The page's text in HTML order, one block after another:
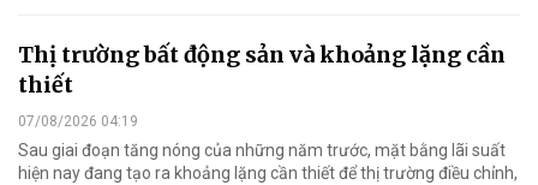
Thị trường bất động sản và khoảng lặng cần
thiết
07/08/2026 04:19
Sau giai đoạn tăng nóng của những năm trước, mặt bằng lãi suất
hiện nay đang tạo ra khoảng lặng cần thiết để thị trường điều chỉnh,